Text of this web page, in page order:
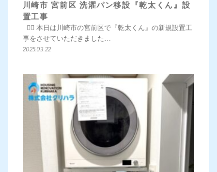
川崎市 宮前区 洗濯パン移設『乾太くん』設
置工事
💁‍♀️ 本日は川崎市の宮前区で『乾太くん』の新規設置工
事をさせていただきました…
2025.03.22